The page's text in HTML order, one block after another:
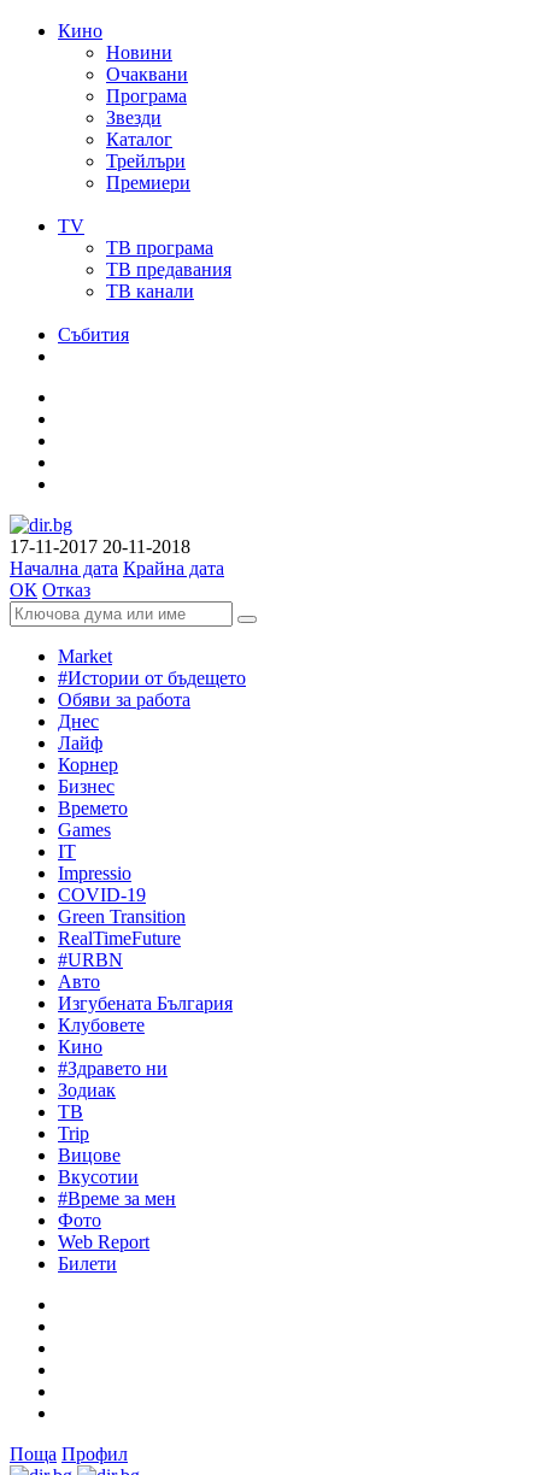
Кино
Новини
Очаквани
Програма
Звезди
Каталог
Трейлъри
Премиери
TV
ТВ програма
ТВ предавания
ТВ канали
Събития
17-11-2017 20-11-2018
Начална дата Крайна дата
ОК Отказ
Market
#Истории от бъдещето
Обяви за работа
Днес
Лайф
Корнер
Бизнес
Времето
Games
IT
Impressio
COVID-19
Green Transition
RealTimeFuture
#URBN
Авто
Изгубената България
Клубовете
Кино
#Здравето ни
Зодиак
ТВ
Trip
Вицове
Вкусотии
#Време за мен
Фото
Web Report
Билети
Поща Профил